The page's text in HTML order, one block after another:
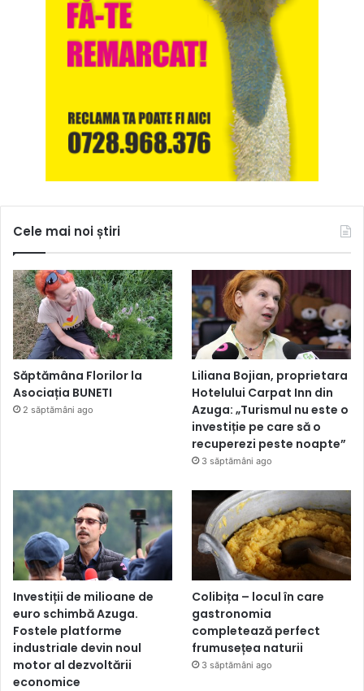
Cele mai noi știri
Săptămâna Florilor la
Asociația BUNETI
2 săptămâni ago
Liliana Bojian, proprietara
Hotelului Carpat Inn din
Azuga: „Turismul nu este o
investiție pe care să o
recuperezi peste noapte”
3 săptămâni ago
Investiții de milioane de
euro schimbă Azuga.
Fostele platforme
industriale devin noul
motor al dezvoltării
economice
Colibița – locul în care
gastronomia
completează perfect
frumusețea naturii
3 săptămâni ago